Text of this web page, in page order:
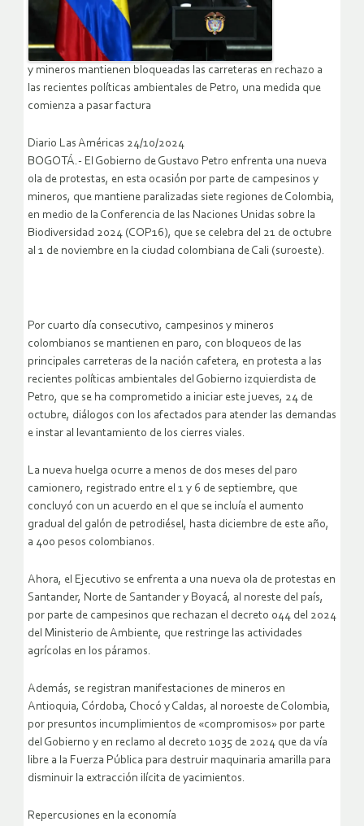
y mineros mantienen bloqueadas las carreteras en rechazo a
las recientes políticas ambientales de Petro, una medida que
comienza a pasar factura
Diario Las Américas 24/10/2024
BOGOTÁ.- El Gobierno de Gustavo Petro enfrenta una nueva
ola de protestas, en esta ocasión por parte de campesinos y
mineros, que mantiene paralizadas siete regiones de Colombia,
en medio de la Conferencia de las Naciones Unidas sobre la
Biodiversidad 2024 (COP16), que se celebra del 21 de octubre
al 1 de noviembre en la ciudad colombiana de Cali (suroeste).
Por cuarto día consecutivo, campesinos y mineros
colombianos se mantienen en paro, con bloqueos de las
principales carreteras de la nación cafetera, en protesta a las
recientes políticas ambientales del Gobierno izquierdista de
Petro, que se ha comprometido a iniciar este jueves, 24 de
octubre, diálogos con los afectados para atender las demandas
e instar al levantamiento de los cierres viales.
La nueva huelga ocurre a menos de dos meses del paro
camionero, registrado entre el 1 y 6 de septiembre, que
concluyó con un acuerdo en el que se incluía el aumento
gradual del galón de petrodiésel, hasta diciembre de este año,
a 400 pesos colombianos.
Ahora, el Ejecutivo se enfrenta a una nueva ola de protestas en
Santander, Norte de Santander y Boyacá, al noreste del país,
por parte de campesinos que rechazan el decreto 044 del 2024
del Ministerio de Ambiente, que restringe las actividades
agrícolas en los páramos.
Además, se registran manifestaciones de mineros en
Antioquia, Córdoba, Chocó y Caldas, al noroeste de Colombia,
por presuntos incumplimientos de «compromisos» por parte
del Gobierno y en reclamo al decreto 1035 de 2024 que da vía
libre a la Fuerza Pública para destruir maquinaria amarilla para
disminuir la extracción ilícita de yacimientos.
Repercusiones en la economía